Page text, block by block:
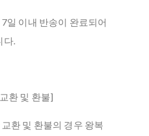
일 이내 반송이 완료되어
다.
환 및 환불]
환 및 환불의 경우 왕복